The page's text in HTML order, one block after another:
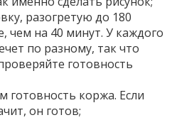
разогретую до 180
чем на 40 минут. У каждого
по разному, так что
готовность
коржа. Если
он готов;